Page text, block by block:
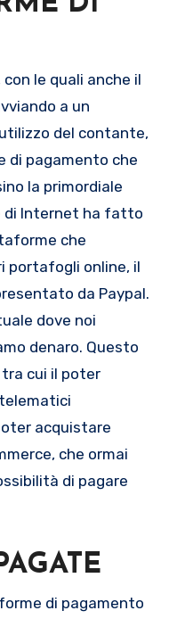
le quali anche il
a un
del contante,
di pagamento che
la primordiale
di Internet ha fatto
che
portafogli online, il
da Paypal.
dove noi
denaro. Questo
cui il poter
acquistare
che ormai
di pagare
di pagamento